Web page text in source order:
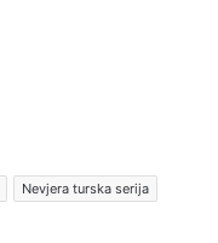
Nevjera turska serija